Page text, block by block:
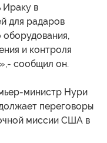
Ираку в
для радаров
оборудования,
и контроля
сообщил он.
министр Нури
переговоры
миссии США в